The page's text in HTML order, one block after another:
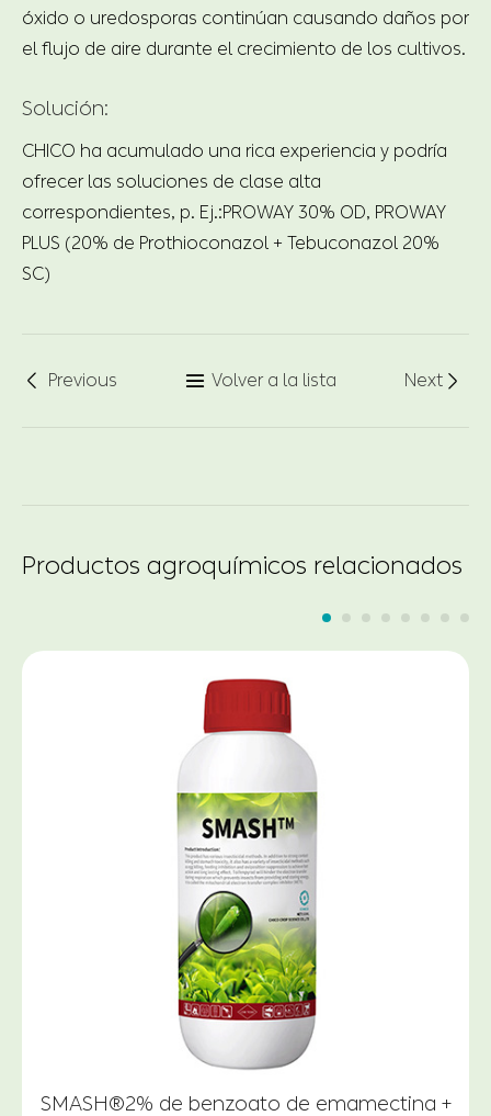
óxido o uredosporas continúan causando daños por
el flujo de aire durante el crecimiento de los cultivos.
Solución:
CHICO ha acumulado una rica experiencia y podría
ofrecer las soluciones de clase alta
correspondientes, p. Ej.:PROWAY 30% OD, PROWAY
PLUS (20% de Prothioconazol + Tebuconazol 20%
SC)
 Previous  Volver a la lista Next 
Productos agroquímicos relacionados
SMASH®2% de benzoato de emamectina +